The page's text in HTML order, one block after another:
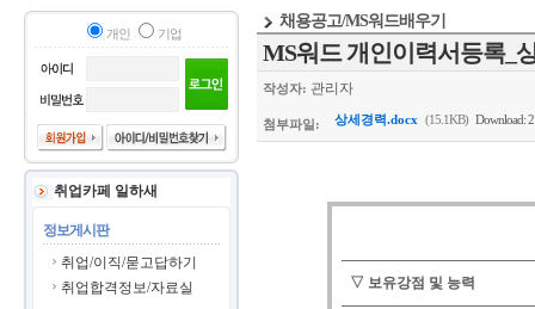
개인 기업
취업카페 일하새
정보게시판
취업/이직/묻고답하기
취업합격정보/자료실
채용공고/MS워드배우기
MS워드 개인이력서등록_
작성자: 관리자
첨부파일: 상세경력.docx (15.1KB) Download:
▽ 보유강점 및 능력